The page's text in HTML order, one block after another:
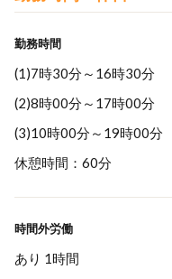
勤務時間
(1)7時30分～16時30分
(2)8時00分～17時00分
(3)10時00分～19時00分
休憩時間：60分
時間外労働
あり 1時間